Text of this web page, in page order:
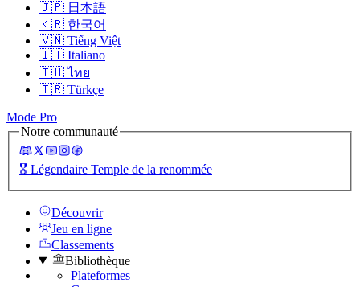
🇯🇵 日本語
🇰🇷 한국어
🇻🇳 Tiếng Việt
🇮🇹 Italiano
🇹🇭 ไทย
🇹🇷 Türkçe
Mode Pro
Notre communauté
🎖️ Légendaire Temple de la renommée
Découvrir
Jeu en ligne
Classements
Bibliothèque
Plateformes